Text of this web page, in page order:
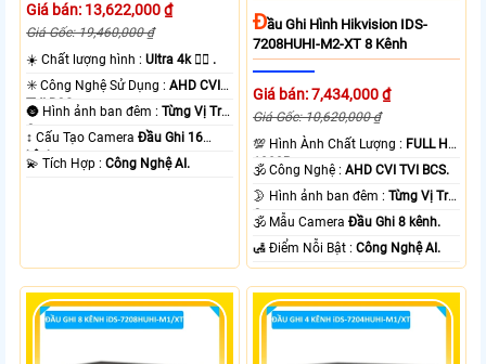
Giá bán: 13,622,000 ₫
Giá Gốc: 19,460,000 ₫
☀️ Chất lượng hình :Ultra 4k 👍🏾 .
✳️ Công Nghệ Sử Dụng :AHD CVI
TVI BCS.
🌚 Hình ảnh ban đêm :Từng Vị Trí
Camera .
↕️ Cấu Tạo CameraĐầu Ghi 16
kênh.
️💫 Tích Hợp :Công Nghệ AI.
ĐẦu Ghi Hình Hikvision IDS-
7208HUHI-M2-XT 8 Kênh
Giá bán: 7,434,000 ₫
Giá Gốc: 10,620,000 ₫
💯 Hình Ành Chất Lượng : FULL HD
1080P .
🕉️ Công Nghệ :AHD CVI TVI BCS.
🌛 Hình ảnh ban đêm :Từng Vị Trí
Camera .
🕉️ Mẫu CameraĐầu Ghi 8 kênh.
️🛃 Điểm Nỗi Bật :Công Nghệ AI.